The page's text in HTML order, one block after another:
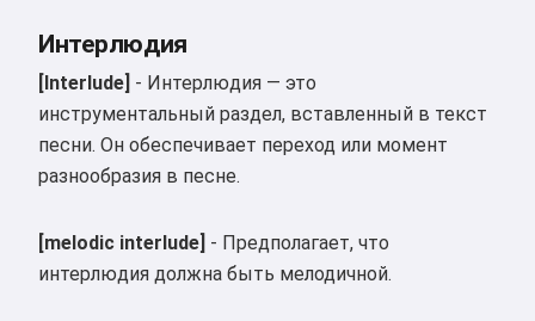
Интерлюдия
[Interlude] - Интерлюдия — это
инструментальный раздел, вставленный в текст
песни. Он обеспечивает переход или момент
разнообразия в песне.
[melodic interlude] - Предполагает, что
интерлюдия должна быть мелодичной.
Я могу создавать песни, писать
стихи и поздравления 🥰